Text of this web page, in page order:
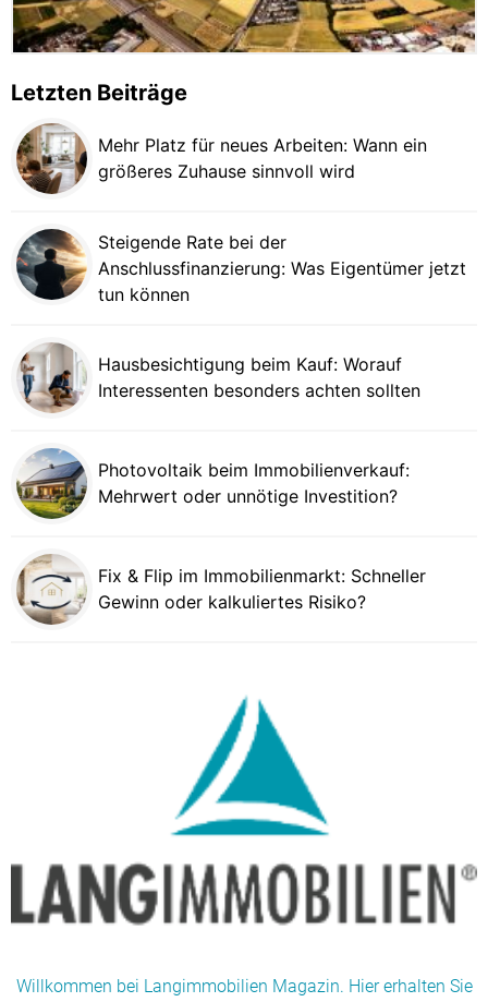
Letzten Beiträge
Mehr Platz für neues Arbeiten: Wann ein
größeres Zuhause sinnvoll wird
Steigende Rate bei der
Anschlussfinanzierung: Was Eigentümer jetzt
tun können
Hausbesichtigung beim Kauf: Worauf
Interessenten besonders achten sollten
Photovoltaik beim Immobilienverkauf:
Mehrwert oder unnötige Investition?
Fix & Flip im Immobilienmarkt: Schneller
Gewinn oder kalkuliertes Risiko?
Willkommen bei Langimmobilien Magazin. Hier erhalten Sie